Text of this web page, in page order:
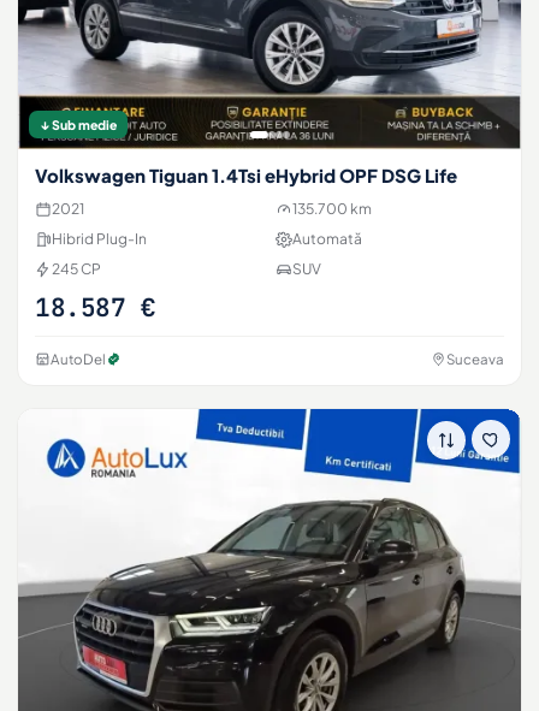
↓ Sub medie
Volkswagen Tiguan 1.4Tsi eHybrid OPF DSG Life
2021
135.700 km
Hibrid Plug-In
Automată
245 CP
SUV
18.587 €
AutoDel Suceava